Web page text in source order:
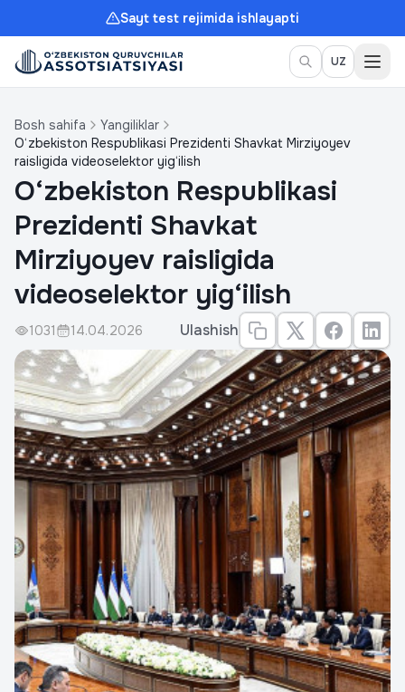
Sayt test rejimida ishlayapti
UZ
Bosh sahifa
Yangiliklar
O‘zbekiston Respublikasi Prezidenti Shavkat Mirziyoyev
raisligida videoselektor yig‘ilish
O‘zbekiston Respublikasi
Prezidenti Shavkat
Mirziyoyev raisligida
videoselektor yig‘ilish
1031 14.04.2026 Ulashish